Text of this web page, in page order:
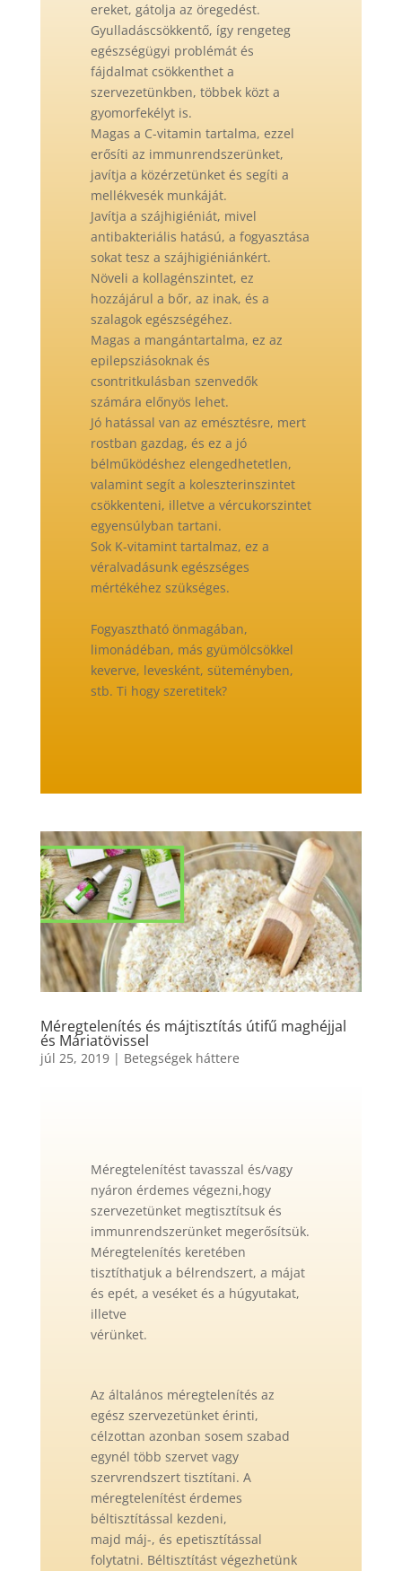
ereket, gátolja az öregedést.
Gyulladáscsökkentő, így rengeteg
egészségügyi problémát és
fájdalmat csökkenthet a
szervezetünkben, többek közt a
gyomorfekélyt is.
Magas a C-vitamin tartalma, ezzel
erősíti az immunrendszerünket,
javítja a közérzetünket és segíti a
mellékvesék munkáját.
Javítja a szájhigiéniát, mivel
antibakteriális hatású, a fogyasztása
sokat tesz a szájhigiéniánkért.
Növeli a kollagénszintet, ez
hozzájárul a bőr, az inak, és a
szalagok egészségéhez.
Magas a mangántartalma, ez az
epilepsziásoknak és
csontritkulásban szenvedők
számára előnyös lehet.
Jó hatással van az emésztésre, mert
rostban gazdag, és ez a jó
bélműködéshez elengedhetetlen,
valamint segít a koleszterinszintet
csökkenteni, illetve a vércukorszintet
egyensúlyban tartani.
Sok K-vitamint tartalmaz, ez a
véralvadásunk egészséges
mértékéhez szükséges.
Fogyasztható önmagában,
limonádéban, más gyümölcsökkel
keverve, levesként, süteményben,
stb. Ti hogy szeretitek?
Méregtelenítés és májtisztítás útifű maghéjjal
és Máriatövissel
júl 25, 2019| Betegségek háttere
Méregtelenítést tavasszal és/vagy
nyáron érdemes végezni,hogy
szervezetünket megtisztítsuk és
immunrendszerünket megerősítsük.
Méregtelenítés keretében
tisztíthatjuk a bélrendszert, a májat
és epét, a veséket és a húgyutakat,
illetve
vérünket.
Az általános méregtelenítés az
egész szervezetünket érinti,
célzottan azonban sosem szabad
egynél több szervet vagy
szervrendszert tisztítani. A
méregtelenítést érdemes
béltisztítással kezdeni,
majd máj-, és epetisztítással
folytatni. Béltisztítást végezhetünk